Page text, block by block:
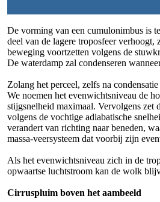
De vorming van een cumulonimbus is
deel van de lagere troposfeer
beweging voortzetten volgens de
De waterdamp zal condenseren
Zolang het perceel, zelfs na
We noemen het evenwichtsniveau de
stijgsnelheid maximaal. Vervolgens zet
volgens de vochtige adiabatische
verandert van richting naar beneden,
massa-veersysteem dat voorbij zijn
Als het evenwichtsniveau zich in de
opwaartse luchtstroom kan de wolk
Cirruspluim boven het aambeeld